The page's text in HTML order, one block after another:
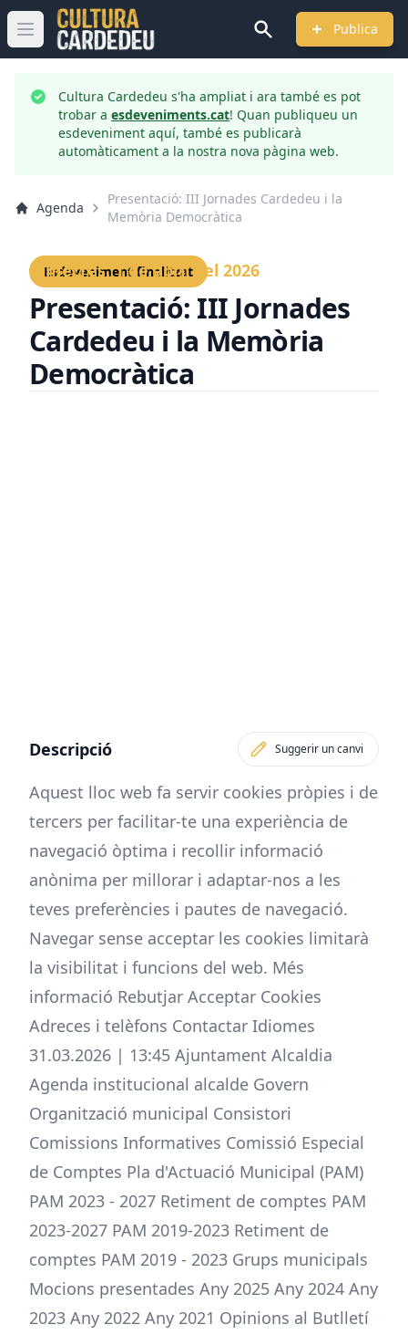
Obrir menú principal Publica
Cultura Cardedeu s'ha ampliat i ara també es pot
trobar a esdeveniments.cat! Quan publiqueu un
esdeveniment aquí, també es publicarà
automàticament a la nostra nova pàgina web.
Agenda
Presentació: III Jornades Cardedeu i la
Memòria Democràtica
Esdeveniment finalitzat
Dimecres, 1 de abril del 2026
Presentació: III Jornades
Cardedeu i la Memòria
Democràtica
Descripció Suggerir un canvi
Aquest lloc web fa servir cookies pròpies i de
tercers per facilitar-te una experiència de
navegació òptima i recollir informació
anònima per millorar i adaptar-nos a les
teves preferències i pautes de navegació.
Navegar sense acceptar les cookies limitarà
la visibilitat i funcions del web. Més
informació Rebutjar Acceptar Cookies
Adreces i telèfons Contactar Idiomes
31.03.2026 | 13:45 Ajuntament Alcaldia
Agenda institucional alcalde Govern
Organització municipal Consistori
Comissions Informatives Comissió Especial
de Comptes Pla d'Actuació Municipal (PAM)
PAM 2023 - 2027 Retiment de comptes PAM
2023-2027 PAM 2019-2023 Retiment de
comptes PAM 2019 - 2023 Grups municipals
Mocions presentades Any 2025 Any 2024 Any
2023 Any 2022 Any 2021 Opinions al Butlletí